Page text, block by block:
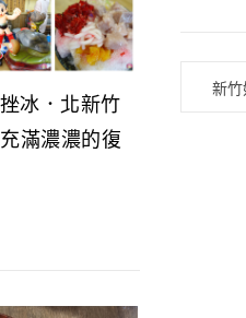
冰．北新竹
滿濃濃的復